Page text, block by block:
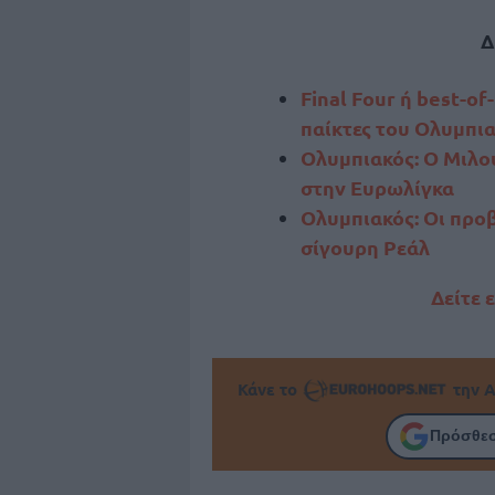
Final Four ή best-of-
παίκτες του
Ολυμπιακός: Ο
στην Ευρωλίγκα
Ολυμπιακός: Οι
σίγουρη Ρεάλ
Δείτε
Κάνε το την